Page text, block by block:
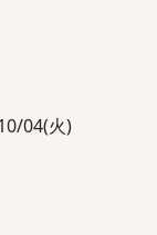
04(火)